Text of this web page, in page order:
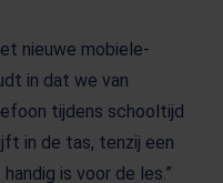
nieuwe mobiele-
in dat we van
tijdens schooltijd
in de tas, tenzij een
is voor de les.”